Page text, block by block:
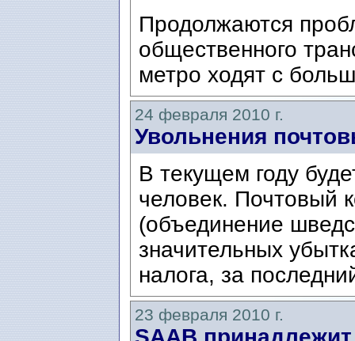
Продолжаются
общественного
метро ходят с
24 февраля 2010 г.
Увольнения
В текущем году
человек. Почтовый
(объединение
значительных
налога, за
23 февраля 2010 г.